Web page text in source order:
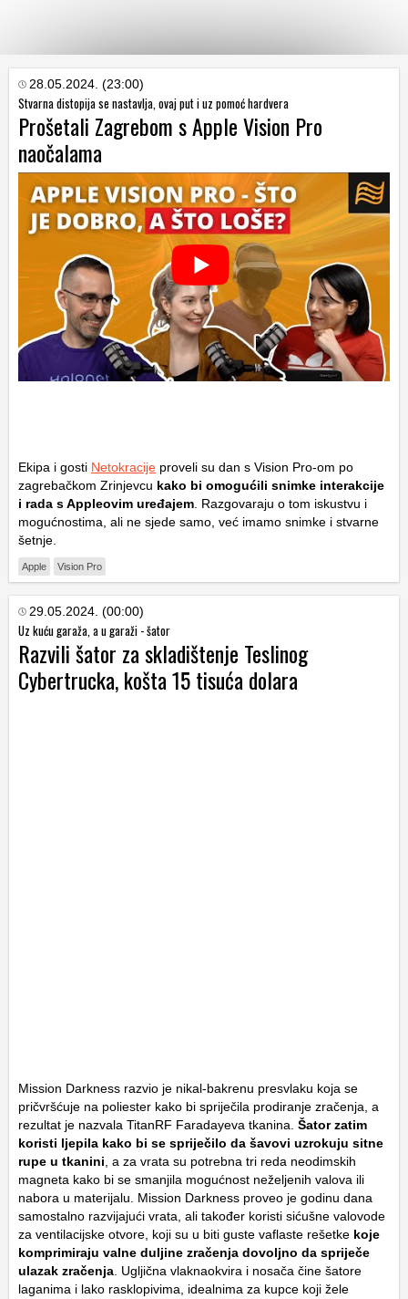
KATEGORIJE
HRVATSKI
WEB
28.05.2024. (23:00)
Stvarna distopija se nastavlja, ovaj put i uz pomoć hardvera
Prošetali Zagrebom s Apple Vision Pro
naočalama
Ekipa i gosti Netokracije proveli su dan s Vision Pro-om po
zagrebačkom Zrinjevcu kako bi omogućili snimke interakcije
i rada s Appleovim uređajem . Razgovaraju o tom iskustvu i
mogućnostima, ali ne sjede samo, već imamo snimke i stvarne
šetnje.
Apple Vision Pro
29.05.2024. (00:00)
Uz kuću garaža, a u garaži - šator
Razvili šator za skladištenje Teslinog
Cybertrucka, košta 15 tisuća dolara
Mission Darkness razvio je nikal-bakrenu presvlaku koja se
pričvršćuje na poliester kako bi spriječila prodiranje zračenja, a
rezultat je nazvala TitanRF Faradayeva tkanina. Šator zatim
koristi ljepila kako bi se spriječilo da šavovi uzrokuju sitne
rupe u tkanini , a za vrata su potrebna tri reda neodimskih
magneta kako bi se smanjila mogućnost neželjenih valova ili
nabora u materijalu. Mission Darkness proveo je godinu dana
samostalno razvijajući vrata, ali također koristi sićušne valovode
za ventilacijske otvore, koji su u biti guste vaflaste rešetke koje
komprimiraju valne duljine zračenja dovoljno da spriječe
ulazak zračenja . Ugljična vlaknaokvira i nosača čine šatore
laganima i lako rasklopivima, idealnima za kupce koji žele